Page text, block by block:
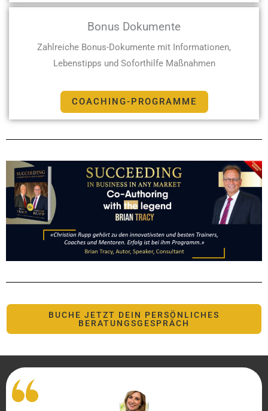
Bonus Dokumente
Zahlreiche Bonus-Dokumente mit Informationen,
Lebenstipps und Soforthilfe Maßnahmen
COACHING-PROGRAMME
BUCHE JETZT DEIN PERSÖNLICHES
BERATUNGSGESPRÄCH